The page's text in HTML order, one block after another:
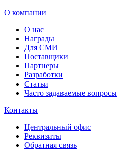
О компании
О нас
Награды
Для СМИ
Поставщики
Партнеры
Разработки
Статьи
Часто задаваемые вопросы
Контакты
Центральный офис
Реквизиты
Обратная связь